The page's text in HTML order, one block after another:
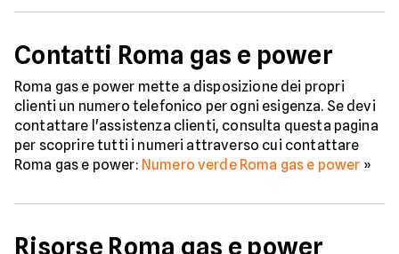
Contatti Roma gas e power
Roma gas e power mette a disposizione dei propri
clienti un numero telefonico per ogni esigenza. Se devi
contattare l'assistenza clienti, consulta questa pagina
per scoprire tutti i numeri attraverso cui contattare
Roma gas e power: Numero verde Roma gas e power »
Risorse Roma gas e power